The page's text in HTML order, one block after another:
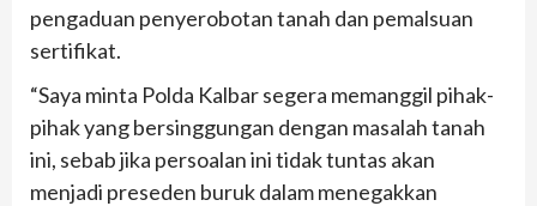
pengaduan penyerobotan tanah dan pemalsuan
sertifikat.
“Saya minta Polda Kalbar segera memanggil pihak-
pihak yang bersinggungan dengan masalah tanah
ini, sebab jika persoalan ini tidak tuntas akan
menjadi preseden buruk dalam menegakkan